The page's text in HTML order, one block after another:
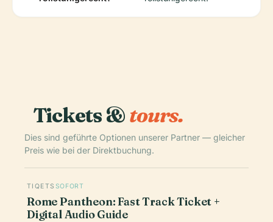
Tickets &tours.
Dies sind geführte Optionen unserer Partner — gleicher
Preis wie bei der Direktbuchung.
TIQETS SOFORT
Rome Pantheon: Fast Track Ticket +
Digital Audio Guide